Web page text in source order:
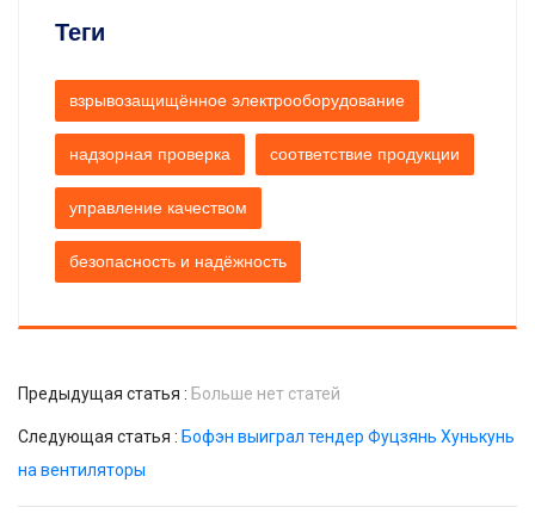
Теги
взрывозащищённое электрооборудование
надзорная проверка соответствие продукции
управление качеством
безопасность и надёжность
Предыдущая статья : Больше нет статей
Следующая статья : Бофэн выиграл тендер Фуцзянь Хунькунь
на вентиляторы